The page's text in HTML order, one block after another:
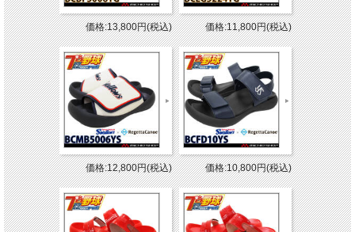
価格:13,800円(税込) 価格:11,800円(税込)
価格:12,800円(税込) 価格:10,800円(税込)